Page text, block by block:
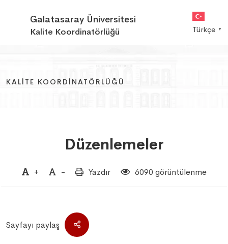
Galatasaray Üniversitesi
Kalite Koordinatörlüğü Türkçe ▼
KALITE KOORDINATÖRLÜĞÜ
KALITE KOORDINATÖRLÜĞÜ
KALITE KOORDINATÖRLÜĞÜ
Düzenlemeler
+ - Yazdır 6090 görüntülenme
Sayfayı paylaş